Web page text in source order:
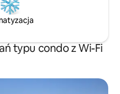
typu condo z Wi-Fi